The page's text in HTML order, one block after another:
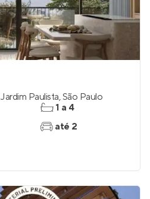
Jardim Paulista,São Paulo
1 a 4
até 2